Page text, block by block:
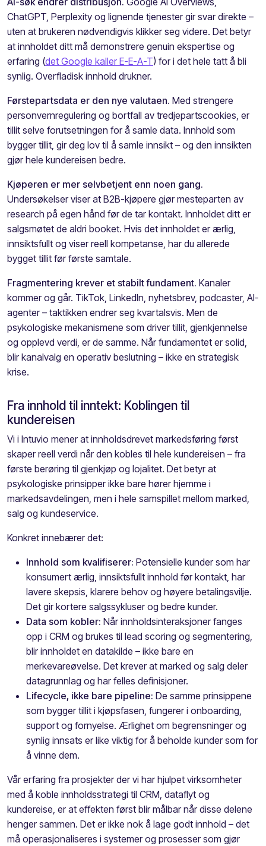
ChatGPT, Perplexity og lignende tjenester gir svar direkte –
uten at brukeren nødvendigvis klikker seg videre. Det betyr
at innholdet ditt må demonstrere genuin ekspertise og
erfaring (det Google kaller E-E-A-T) for i det hele tatt å bli
synlig. Overfladisk innhold drukner.
Førstepartsdata er den nye valutaen. Med strengere
personvernregulering og bortfall av tredjepartscookies, er
tillit selve forutsetningen for å samle data. Innhold som
bygger tillit, gir deg lov til å samle innsikt – og den innsikten
gjør hele kundereisen bedre.
Kjøperen er mer selvbetjent enn noen gang.
Undersøkelser viser at B2B-kjøpere gjør mesteparten av
research på egen hånd før de tar kontakt. Innholdet ditt er
salgsmøtet de aldri booket. Hvis det innholdet er ærlig,
innsiktsfullt og viser reell kompetanse, har du allerede
bygget tillit før første samtale.
Fragmentering krever et stabilt fundament. Kanaler
kommer og går. TikTok, LinkedIn, nyhetsbrev, podcaster, AI-
agenter – taktikken endrer seg kvartalsvis. Men de
psykologiske mekanismene som driver tillit, gjenkjennelse
og opplevd verdi, er de samme. Når fundamentet er solid,
blir kanalvalg en operativ beslutning – ikke en strategisk
krise.
Fra innhold til inntekt: Koblingen til
kundereisen
Vi i Intuvio mener at innholdsdrevet markedsføring først
skaper reell verdi når den kobles til hele kundereisen – fra
første berøring til gjenkjøp og lojalitet. Det betyr at
psykologiske prinsipper ikke bare hører hjemme i
markedsavdelingen, men i hele samspillet mellom marked,
salg og kundeservice.
Konkret innebærer det:
Innhold som kvalifiserer: Potensielle kunder som har
konsumert ærlig, innsiktsfullt innhold før kontakt, har
lavere skepsis, klarere behov og høyere betalingsvilje.
Det gir kortere salgssykluser og bedre kunder.
Data som kobler: Når innholdsinteraksjoner fanges
opp i CRM og brukes til lead scoring og segmentering,
blir innholdet en datakilde – ikke bare en
merkevareøvelse. Det krever at marked og salg deler
datagrunnlag og har felles definisjoner.
Lifecycle, ikke bare pipeline: De samme prinsippene
som bygger tillit i kjøpsfasen, fungerer i onboarding,
support og fornyelse. Ærlighet om begrensninger og
synlig innsats er like viktig for å beholde kunder som for
å vinne dem.
Vår erfaring fra prosjekter der vi har hjulpet virksomheter
med å koble innholdsstrategi til CRM, dataflyt og
kundereise, er at effekten først blir målbar når disse delene
henger sammen. Det er ikke nok å lage godt innhold – det
må operasjonaliseres i systemer og prosesser som gjør